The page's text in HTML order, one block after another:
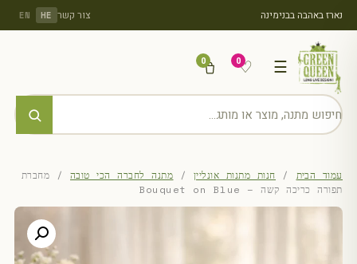
נארז באהבה בבנימינה צור קשר HE
EN
☰
♡
0
0
עמוד הבית / חנות מתנות אונליין / מתנה לחברה הכי טובה / מחברת
תפורה כריכה קשה – Bouquet on Blue